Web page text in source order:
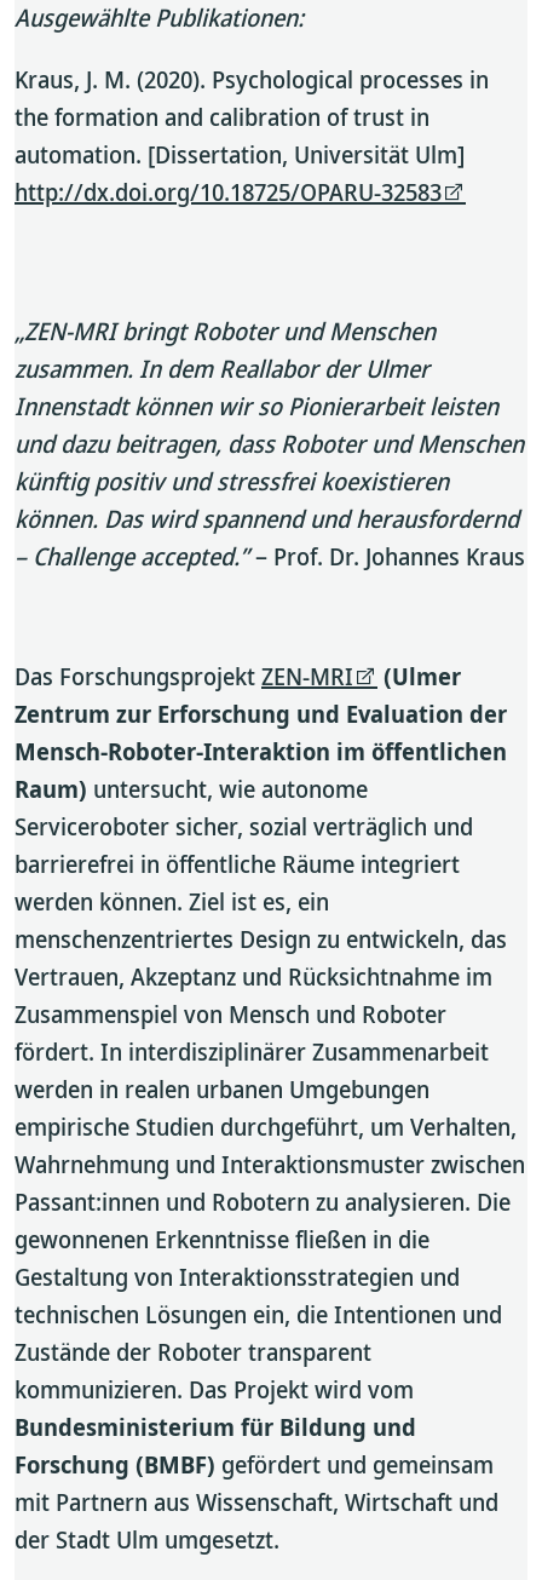
Ausgewählte Publikationen:
Kraus, J. M. (2020). Psychological processes in
the formation and calibration of trust in
automation. [Dissertation, Universität Ulm]
http://dx.doi.org/10.18725/OPARU-32583
„ZEN-MRI bringt Roboter und Menschen
zusammen. In dem Reallabor der Ulmer
Innenstadt können wir so Pionierarbeit leisten
und dazu beitragen, dass Roboter und Menschen
künftig positiv und stressfrei koexistieren
können. Das wird spannend und herausfordernd
– Challenge accepted.”– Prof. Dr. Johannes Kraus
Das ForschungsprojektZEN-MRI
(Ulmer
Zentrum zur Erforschung und Evaluation der
Mensch-Roboter-Interaktion im öffentlichen
Raum) untersucht, wie autonome
Serviceroboter sicher, sozial verträglich und
barrierefrei in öffentliche Räume integriert
werden können. Ziel ist es, ein
menschenzentriertes Design zu entwickeln, das
Vertrauen, Akzeptanz und Rücksichtnahme im
Zusammenspiel von Mensch und Roboter
fördert. In interdisziplinärer Zusammenarbeit
werden in realen urbanen Umgebungen
empirische Studien durchgeführt, um Verhalten,
Wahrnehmung und Interaktionsmuster zwischen
Passant:innen und Robotern zu analysieren. Die
gewonnenen Erkenntnisse fließen in die
Gestaltung von Interaktionsstrategien und
technischen Lösungen ein, die Intentionen und
Zustände der Roboter transparent
kommunizieren. Das Projekt wird vom
Bundesministerium für Bildung und
Forschung (BMBF) gefördert und gemeinsam
mit Partnern aus Wissenschaft, Wirtschaft und
der Stadt Ulm umgesetzt.